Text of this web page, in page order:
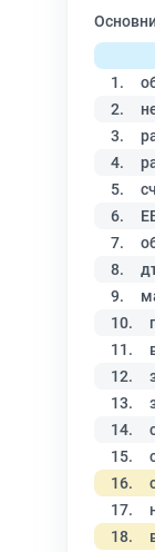
1.
2.
3.
4.
5.
6.
7.
8.
9.
10.
11.
12.
13.
14.
15.
16.
17.
18.